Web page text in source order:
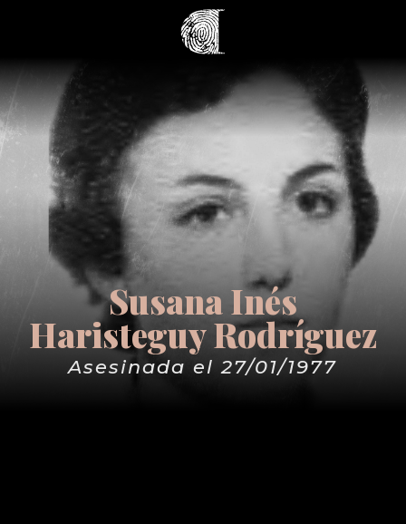
Susana Inés
Haristeguy Rodríguez
Asesinada el 27/01/1977